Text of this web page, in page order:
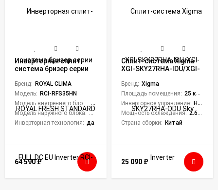
Инверторная сплит-
система бризер серии
FULL DC EU Inverter RCI-
RFS35HN (комплект)
Бренд: ROYAL CLIMA
Модель: RCI-RFS35HN
Модель внутреннего блока:
RCI-RFS35HN/IN
Модель наружного блока: RCI-RFS35HN/OUT
Инверторная технология: да
64 590₽
Сплит-система Xigma
XGI-SKY27RHA-IDU/XGI-
Inverter
Бренд: Xigma
Площадь помещения: 25 кв. м.
Инверторное управление: Нет
Мощность охлаждения: 2.64 кВт
Страна сборки: Китай
25 090 ₽